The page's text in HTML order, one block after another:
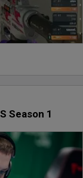
Season 1